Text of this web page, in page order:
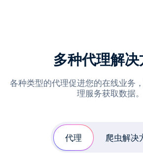
多种代理解决
各种类型的代理促进您的在线业务
理服务获取数据。
代理 爬虫解决